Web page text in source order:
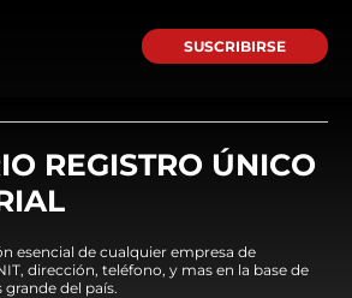
SUSCRIBIRSE
REGISTRO ÚNICO
esencial de cualquier empresa de
dirección, teléfono, y mas en la base de
del país.